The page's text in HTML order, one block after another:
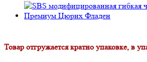
Товар отгружается кратно упаковке, в